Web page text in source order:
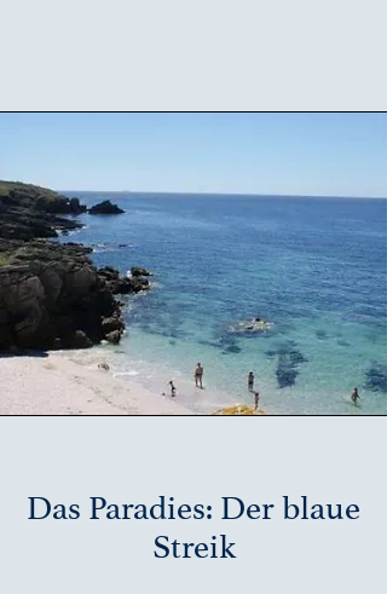
Das Paradies: Der blaue
Streik